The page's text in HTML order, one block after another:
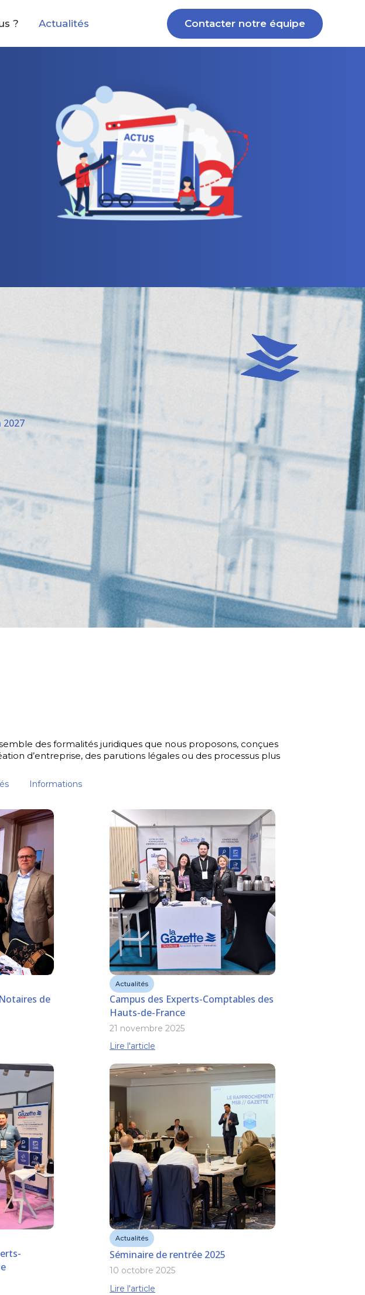
? Actualités Contacter notre équipe
2027
des formalités juridiques que nous proposons, conçues
d’entreprise, des parutions légales ou des processus plus
Informations
de
Actualités
Campus des Experts-Comptables des
Hauts-de-France
21 novembre 2025
Lire l'article
Actualités
Séminaire de rentrée 2025
10 octobre 2025
Lire l'article